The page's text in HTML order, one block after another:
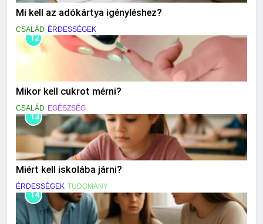
Mi kell az adókártya igényléshez?
CSALÁD ÉRDESSÉGEK
12
Mikor kell cukrot mérni?
CSALÁD EGÉSZSÉG
13
Miért kell iskolába járni?
ÉRDESSÉGEK TUDOMÁNY
14